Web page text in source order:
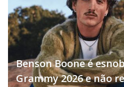
Benson Boone é
Grammy 2026 e não